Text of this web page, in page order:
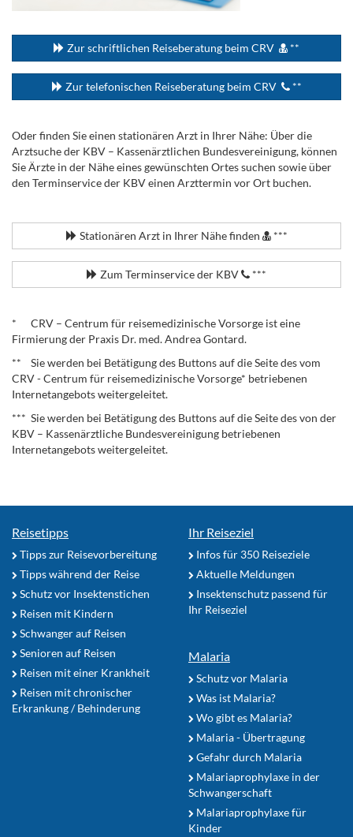
Zur schriftlichen Reiseberatung beim CRV **
Zur telefonischen Reiseberatung beim CRV **
Oder finden Sie einen stationären Arzt in Ihrer Nähe: Über die
Arztsuche der KBV – Kassenärztlichen Bundesvereinigung, können
Sie Ärzte in der Nähe eines gewünschten Ortes suchen sowie über
den Terminservice der KBV einen Arzttermin vor Ort buchen.
Stationären Arzt in Ihrer Nähe finden ***
Zum Terminservice der KBV ***
* CRV – Centrum für reisemedizinische Vorsorge ist eine
Firmierung der Praxis Dr. med. Andrea Gontard.
** Sie werden bei Betätigung des Buttons auf die Seite des vom
CRV - Centrum für reisemedizinische Vorsorge* betriebenen
Internetangebots weitergeleitet.
*** Sie werden bei Betätigung des Buttons auf die Seite des von der
KBV – Kassenärztliche Bundesvereinigung betriebenen
Internetangebots weitergeleitet.
Reisetipps
Tipps zur Reisevorbereitung
Tipps während der Reise
Schutz vor Insektenstichen
Reisen mit Kindern
Schwanger auf Reisen
Senioren auf Reisen
Reisen mit einer Krankheit
Reisen mit chronischer
Erkrankung / Behinderung
Ihr Reiseziel
Infos für 350 Reiseziele
Aktuelle Meldungen
Insektenschutz passend für
Ihr Reiseziel
Malaria
Schutz vor Malaria
Was ist Malaria?
Wo gibt es Malaria?
Malaria - Übertragung
Gefahr durch Malaria
Malariaprophylaxe in der
Schwangerschaft
Malariaprophylaxe für
Kinder